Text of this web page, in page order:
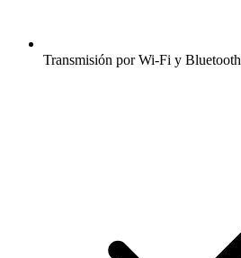
Transmisión por Wi-Fi y Bluetooth